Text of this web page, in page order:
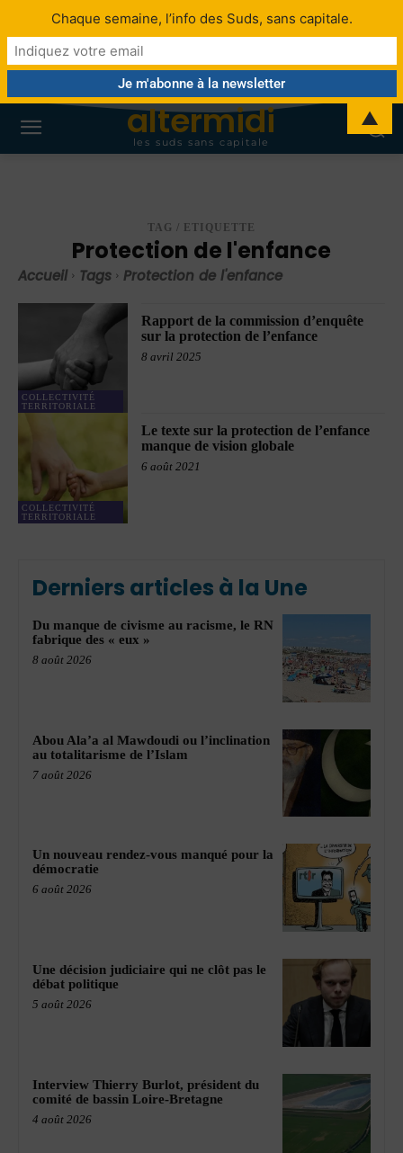
altermidi
les suds sans capitale
TAG / ETIQUETTE
Protection de l'enfance
Accueil Tags Protection de l'enfance
COLLECTIVITÉ
TERRITORIALE
Rapport de la commission d’enquête
sur la protection de l’enfance
8 avril 2025
COLLECTIVITÉ
TERRITORIALE
Le texte sur la protection de l’enfance
manque de vision globale
6 août 2021
Derniers articles à la Une
Du manque de civisme au racisme, le RN
fabrique des « eux »
8 août 2026
Abou Ala’a al Mawdoudi ou l’inclination
au totalitarisme de l’Islam
7 août 2026
Un nouveau rendez-vous manqué pour la
démocratie
6 août 2026
Une décision judiciaire qui ne clôt pas le
débat politique
5 août 2026
Interview Thierry Burlot, président du
comité de bassin Loire-Bretagne
4 août 2026
Chaque semaine, l’info des Suds, sans capitale.
▲